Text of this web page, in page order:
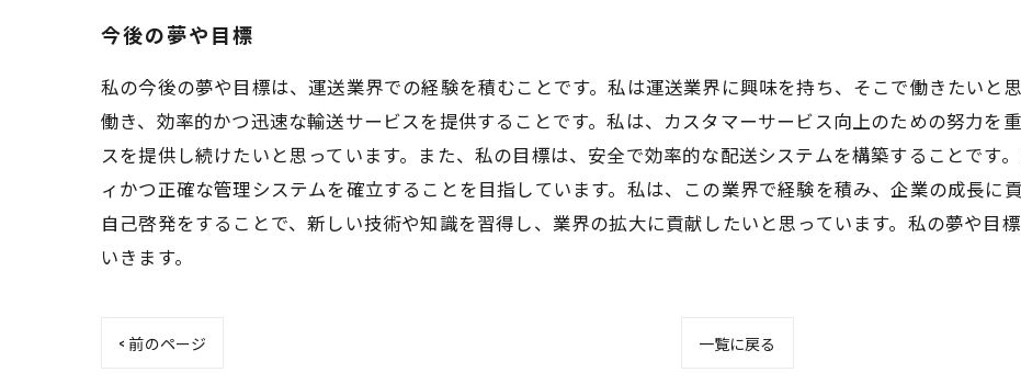
今後の夢や目標
私の今後の夢や目標は、運送業界での経験を積むことです。私は運送業界に興味を持ち、そこで働きたいと
働き、効率的かつ迅速な輸送サービスを提供することです。私は、カスタマーサービス向上のための努力を
スを提供し続けたいと思っています。また、私の目標は、安全で効率的な配送システムを構築することです
ィかつ正確な管理システムを確立することを目指しています。私は、この業界で経験を積み、企業の成長に
自己啓発をすることで、新しい技術や知識を習得し、業界の拡大に貢献したいと思っています。私の夢や目
いきます。
< 前のページ 一覧に戻る